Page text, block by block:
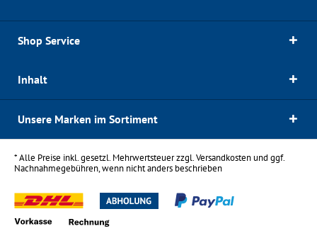
Shop Service
Inhalt
Unsere Marken im Sortiment
* Alle Preise inkl. gesetzl. Mehrwertsteuer zzgl.Versandkostenund ggf.
Nachnahmegebühren, wenn nicht anders beschrieben